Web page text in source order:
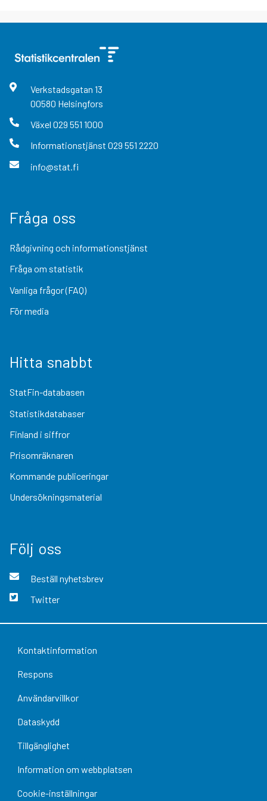
Verkstadsgatan 13
00580 Helsingfors
Växel 029 551 1000
Informationstjänst 029 551 2220
info@stat.fi
Fråga oss
Rådgivning och informationstjänst
Fråga om statistik
Vanliga frågor (FAQ)
För media
Hitta snabbt
StatFin-databasen
Statistikdatabaser
Finland i siffror
Prisomräknaren
Kommande publiceringar
Undersökningsmaterial
Följ oss
Beställ nyhetsbrev
Twitter
Kontaktinformation
Respons
Användarvillkor
Dataskydd
Tillgänglighet
Information om webbplatsen
Cookie-inställningar